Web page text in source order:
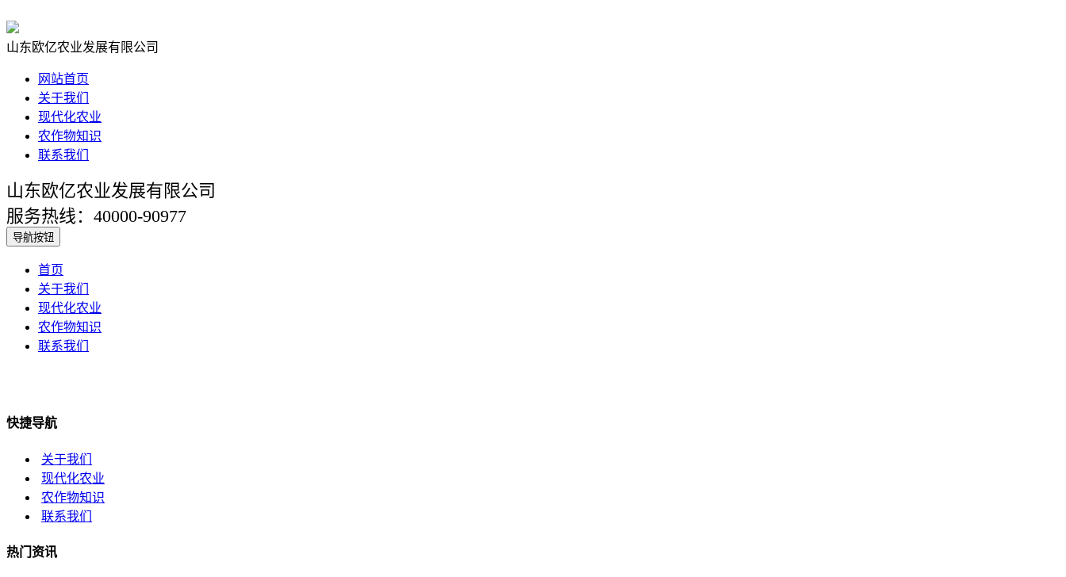
山东欧亿农业发展有限公司
网站首页
关于我们
现代化农业
农作物知识
联系我们
山东欧亿农业发展有限公司
服务热线：40000-90977
导航按钮
首页
关于我们
现代化农业
农作物知识
联系我们
快捷导航
关于我们
现代化农业
农作物知识
联系我们
热门资讯